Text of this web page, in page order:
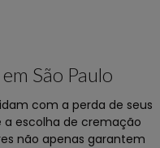
São Paulo
com a perda de seus
escolha de cremação
não apenas garantem